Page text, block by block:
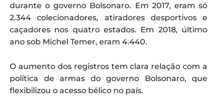
durante o governo Bolsonaro. Em 2017, eram só
2.344 colecionadores, atiradores desportivos e
caçadores nos quatro estados. Em 2018, último
ano sob Michel Temer, eram 4.440.
O aumento dos registros tem clara relação com a
política de armas do governo Bolsonaro, que
flexibilizou o acesso bélico no país.